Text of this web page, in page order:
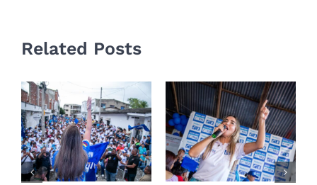
Related Posts